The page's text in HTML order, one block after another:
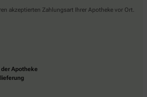
akzeptierten Zahlungsart Ihrer Apotheke vor Ort.
Apotheke